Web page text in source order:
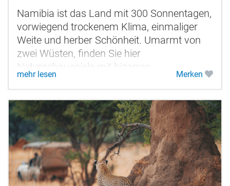
Namibia ist das Land mit 300 Sonnentagen,
vorwiegend trockenem Klima, einmaliger
Weite und herber Schönheit. Umarmt von
zwei Wüsten, finden Sie hier
Naturschauspiele mit bizarren
Gesteinsformationen und Sandbergen bis
hin zum Meer. Lassen...
mehr lesen Merken